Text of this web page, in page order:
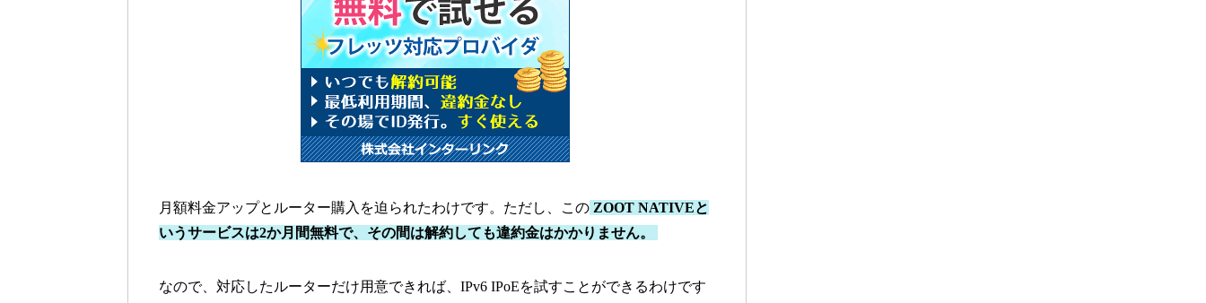
月額料金アップとルーター購入を迫られたわけです。ただし、この ZOOT NATIVEと
いうサービスは2か月間無料で、その間は解約しても違約金はかかりません。
なので、対応したルーターだけ用意できれば、IPv6 IPoEを試すことができるわけです